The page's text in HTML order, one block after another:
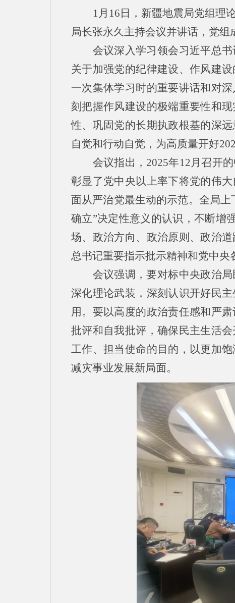
1月16日，新疆地震局党组理
局长张永久主持会议并讲话，党组
会议深入学习领会习近平总
关于加强党的纪律建设、作风建
一次集体学习时的重要讲话和对
刻把握作风建设的极端重要性和
性、巩固党的长期执政根基的深
自觉和行动自觉，为高质量开好
会议指出，2025年12月召开
彰显了党中央以上率下将党的伟
面从严治党最生动的示范。全局
确立”决定性意义的认识，不断增
场、政治方向、政治原则、政治
总书记重要指示批示精神和党中央
会议强调，要对标中央政治
深化理论武装，深刻认识开好民
用。要以高度的政治责任感和严
批评和自我批评，确保民主生活
工作、担当使命的目的，以更加
减灾事业发展新局面。